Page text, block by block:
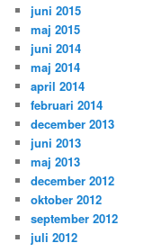
juni 2015
maj 2015
juni 2014
maj 2014
april 2014
februari 2014
december 2013
juni 2013
maj 2013
december 2012
oktober 2012
september 2012
juli 2012